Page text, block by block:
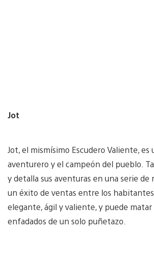
Jot
Jot, el mismísimo Escudero Valiente,
aventurero y el campeón del pueblo.
y detalla sus aventuras en una serie de
un éxito de ventas entre los habitantes
elegante, ágil y valiente, y puede
enfadados de un solo puñetazo.